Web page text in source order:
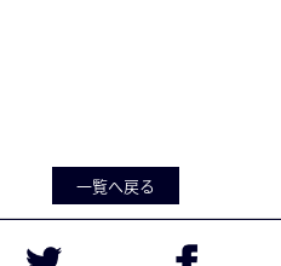
一覧へ戻る